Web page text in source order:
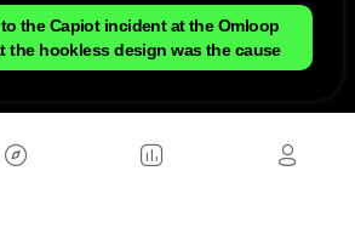
brasileiro
the Capiot incident at the Omloop
the hookless design was the cause